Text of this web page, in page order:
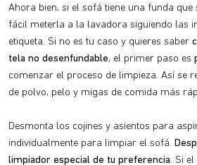
Ahora bien, si el sofá tiene una funda que
fácil meterla a la lavadora siguiendo las
etiqueta. Si no es tu caso y quieres saber
tela no desenfundable, el primer paso es
comenzar el proceso de limpieza. Así se
de polvo, pelo y migas de comida más
Desmonta los cojines y asientos para
individualmente para limpiar el sofá.
limpiador especial de tu preferencia. Si